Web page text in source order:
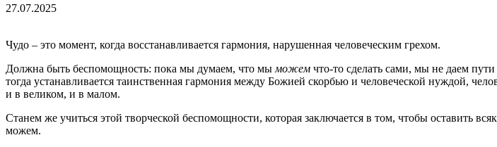
27.07.2025
Чудо – это момент, когда восстанавливается гармония, нарушенная человеческим грехом.
Должна быть беспомощность: пока мы думаем, что мы можем что-то сделать сами, мы не даем
тогда устанавливается таинственная гармония между Божией скорбью и человеческой нуждой,
и в великом, и в малом.
Станем же учиться этой творческой беспомощности, которая заключается в том, чтобы оставить
можем.